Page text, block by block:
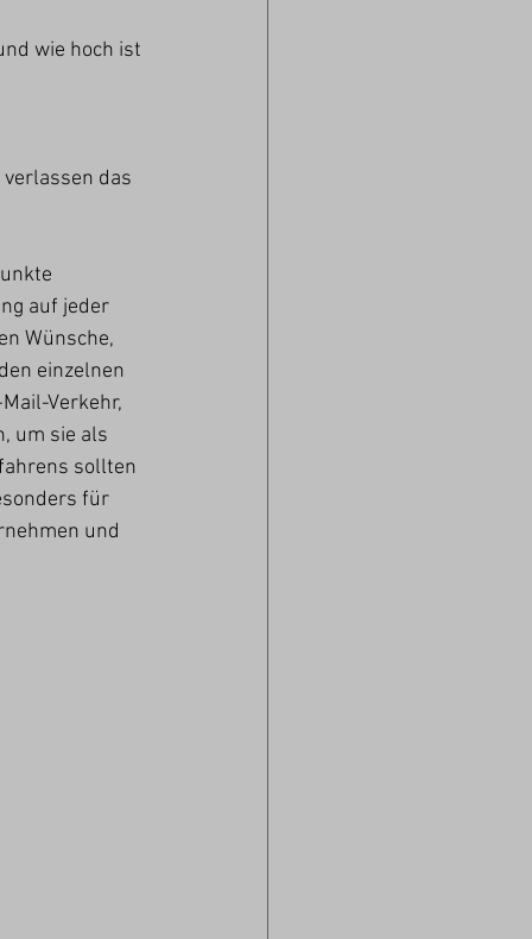
wie hoch ist
das
auf jeder
Wünsche,
einzelnen
Verkehr,
um sie als
sollten
für
und